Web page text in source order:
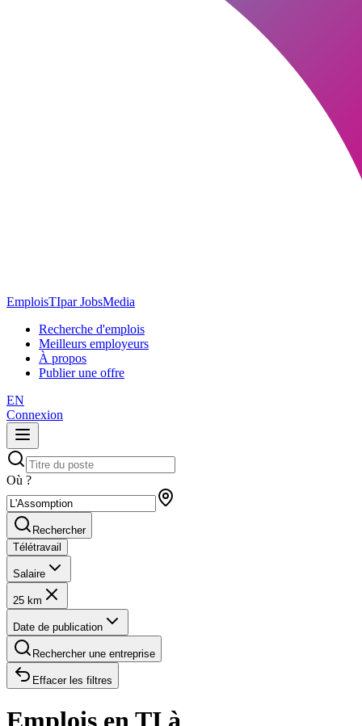
EmploisTIpar JobsMedia
Recherche d'emplois
Meilleurs employeurs
À propos
Publier une offre
EN
Connexion
Où ?
Rechercher
Télétravail
Salaire
25 km
Date de publication
Rechercher une entreprise
Effacer les filtres